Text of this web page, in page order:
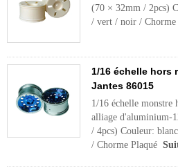
(70 × 32mm / 2pcs)
/ vert / noir / Chorme
1/16 échelle hors
Jantes 86015
1/16 échelle monstre
alliage d'aluminium-
/ 4pcs) Couleur:
/ Chorme Plaqué